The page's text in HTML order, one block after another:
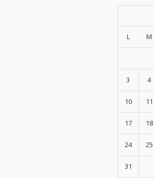
L M
3 4
10 11
17 18
24 25
31